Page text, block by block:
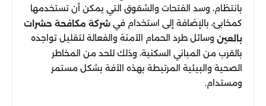
بانتظام، وسد الفتحات والشقوق التي يمكن أن تستخدمها
كمخابئ، بالإضافة إلى استخدام في شركة مكافحة حشرات
بالعين وسائل طرد الحمام الآمنة والفعالة لتقليل تواجده
بالقرب من المباني السكنية، وذلك للحد من المخاطر
الصحية والبيئية المرتبطة بهذه الآفة بشكل مستمر
ومستدام.